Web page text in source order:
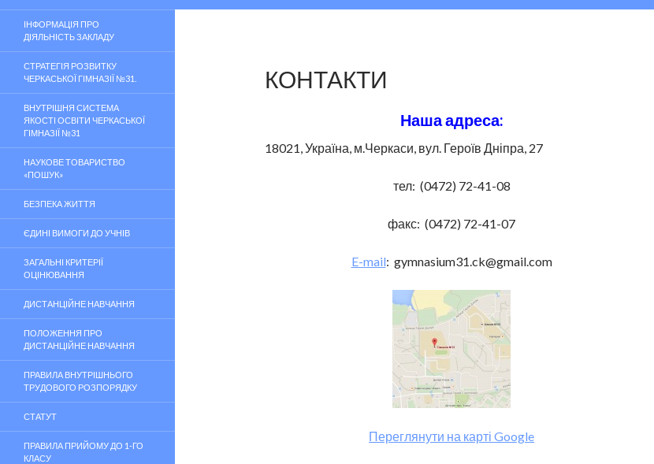
КОНТАКТИ
Наша адреса:
18021, Україна, м.Черкаси, вул. Героїв Дніпра, 27
тел: (0472) 72-41-08
факс: (0472) 72-41-07
E-mail: gymnasium31.ck@gmail.com
Переглянути на карті Google
ІНФОРМАЦІЯ ПРО
ДІЯЛЬНІСТЬ ЗАКЛАДУ
СТРАТЕГІЯ РОЗВИТКУ
ЧЕРКАСЬКОЇ ГІМНАЗІЇ №31.
ВНУТРІШНЯ СИСТЕМА
ЯКОСТІ ОСВІТИ ЧЕРКАСЬКОЇ
ГІМНАЗІЇ №31
НАУКОВЕ ТОВАРИСТВО
«ПОШУК»
БЕЗПЕКА ЖИТТЯ
ЄДИНІ ВИМОГИ ДО УЧНІВ
ЗАГАЛЬНІ КРИТЕРІЇ
ОЦІНЮВАННЯ
ДИСТАНЦІЙНЕ НАВЧАННЯ
ПОЛОЖЕННЯ ПРО
ДИСТАНЦІЙНЕ НАВЧАННЯ
ПРАВИЛА ВНУТРІШНЬОГО
ТРУДОВОГО РОЗПОРЯДКУ
СТАТУТ
ПРАВИЛА ПРИЙОМУ ДО 1-ГО
КЛАСУ